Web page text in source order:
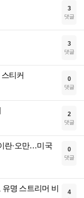
3
댓글
3
댓글
티커 0
댓글
2
댓글
란·오만…미국
0
댓글
명 스트리머 비
4